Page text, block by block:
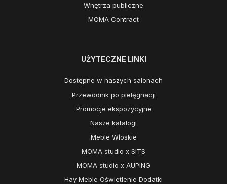
Wnętrza publiczne
MOMA Contract
UŻYTECZNE LINKI
Dostępne w naszych salonach
Przewodnik po pielęgnacji
Promocje ekspozycyjne
Nasze katalogi
Meble Włoskie
MOMA studio x SITS
MOMA studio x AUPING
Hay Meble Oświetlenie Dodatki